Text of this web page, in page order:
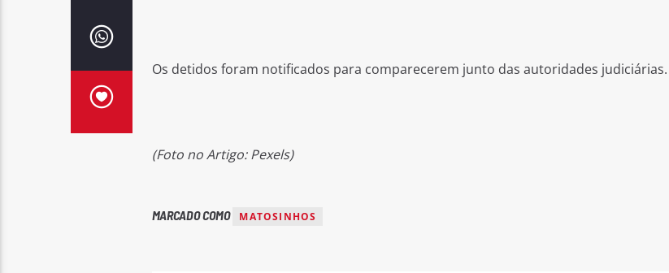
Os detidos foram notificados para comparecerem junto das autoridades judiciárias.
(Foto no Artigo: Pexels)
MARCADO COMO MATOSINHOS